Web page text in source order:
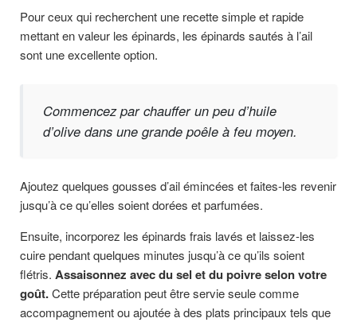
Pour ceux qui recherchent une recette simple et rapide
mettant en valeur les épinards, les épinards sautés à l’ail
sont une excellente option.
Commencez par chauffer un peu d’huile
d’olive dans une grande poêle à feu moyen.
Ajoutez quelques gousses d’ail émincées et faites-les revenir
jusqu’à ce qu’elles soient dorées et parfumées.
Ensuite, incorporez les épinards frais lavés et laissez-les
cuire pendant quelques minutes jusqu’à ce qu’ils soient
flétris. Assaisonnez avec du sel et du poivre selon votre
goût.Cette préparation peut être servie seule comme
accompagnement ou ajoutée à des plats principaux tels que